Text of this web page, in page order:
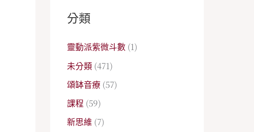
分類
靈動派紫微斗數 (1)
未分類 (471)
頌缽音療 (57)
課程 (59)
新思維 (7)